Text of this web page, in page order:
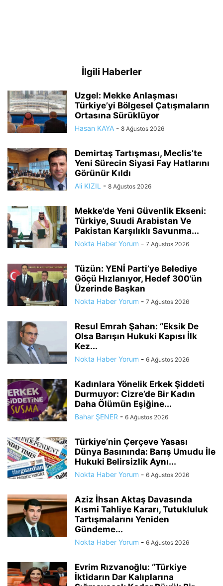
İlgili Haberler
Uzgel: Mekke Anlaşması
Türkiye’yi Bölgesel Çatışmaların
Ortasına Sürüklüyor
Hasan KAYA - 8 Ağustos 2026
Demirtaş Tartışması, Meclis’te
Yeni Sürecin Siyasi Fay Hatlarını
Görünür Kıldı
Ali KIZIL - 8 Ağustos 2026
Mekke’de Yeni Güvenlik Ekseni:
Türkiye, Suudi Arabistan Ve
Pakistan Karşılıklı Savunma...
Nokta Haber Yorum - 7 Ağustos 2026
Tüzün: YENİ Parti’ye Belediye
Göçü Hızlanıyor, Hedef 300’ün
Üzerinde Başkan
Nokta Haber Yorum - 7 Ağustos 2026
Resul Emrah Şahan: “Eksik De
Olsa Barışın Hukuki Kapısı İlk
Kez...
Nokta Haber Yorum - 6 Ağustos 2026
Kadınlara Yönelik Erkek Şiddeti
Durmuyor: Cizre’de Bir Kadın
Daha Ölümün Eşiğine...
Bahar ŞENER - 6 Ağustos 2026
Türkiye’nin Çerçeve Yasası
Dünya Basınında: Barış Umudu İle
Hukuki Belirsizlik Aynı...
Nokta Haber Yorum - 6 Ağustos 2026
Aziz İhsan Aktaş Davasında
Kısmi Tahliye Kararı, Tutukluluk
Tartışmalarını Yeniden
Gündeme...
Nokta Haber Yorum - 6 Ağustos 2026
Evrim Rızvanoğlu: “Türkiye
İktidarın Dar Kalıplarına